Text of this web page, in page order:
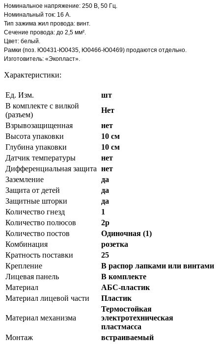
Номинальное напряжение: 250 В, 50 Гц.
Номинальный ток: 16 А.
Тип зажима жил провода: винт.
Сечение провода: до 2,5 мм².
Цвет: белый.
Рамки (поз. Ю0431-Ю0435, Ю0466-Ю0469) продаются отдельно.
Изготовитель: «Экопласт».
Характеристики:
Ед. Изм.
шт
В комплекте с вилкой
(разъем)
Нет
Взрывозащищенная
нет
Высота упаковки
10 см
Глубина упаковки
10 см
Датчик температуры
нет
Дифференциальная защита нет
Заземление
да
Защита от детей
да
Защитные шторки
да
Количество гнезд
1
Количество полюсов
2p
Количество постов
Одиночная (1)
Комбинация
розетка
Кратность поставки
25
Крепление
В распор лапками или винтами
Лицевая панель
В комплекте
Материал
АБС-пластик
Материал лицевой части
Пластик
Материал механизма
Термостойкая
электротехническая
пластмасса
Монтаж
встраиваемый